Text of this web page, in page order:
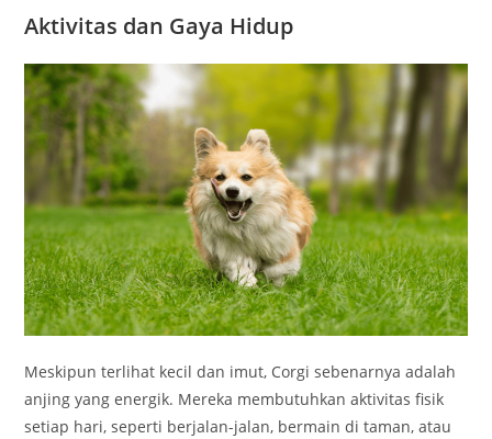
Aktivitas dan Gaya Hidup
Meskipun terlihat kecil dan imut, Corgi sebenarnya adalah
anjing yang energik. Mereka membutuhkan aktivitas fisik
setiap hari, seperti berjalan-jalan, bermain di taman, atau